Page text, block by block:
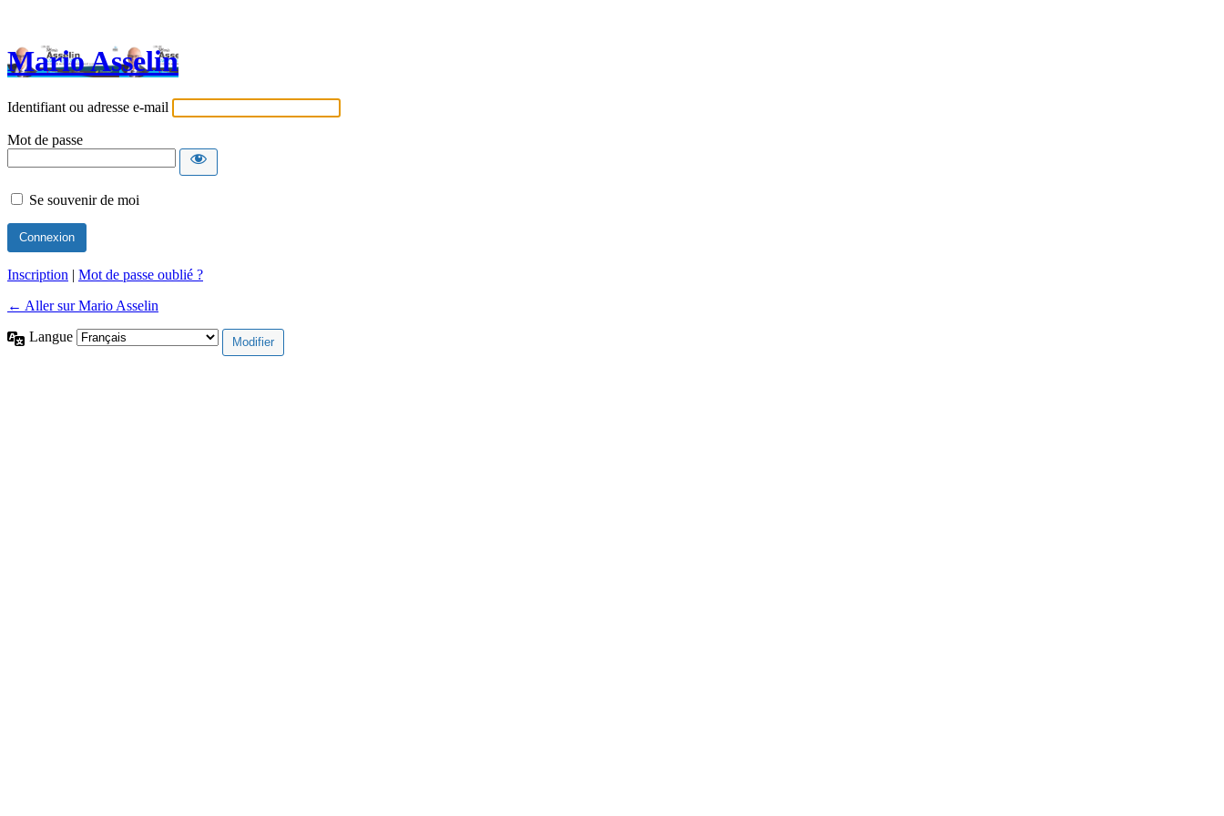
Mario Asselin
Identifiant ou adresse e-mail
Mot de passe
Se souvenir de moi
Inscription | Mot de passe oublié ?
← Aller sur Mario Asselin
Langue